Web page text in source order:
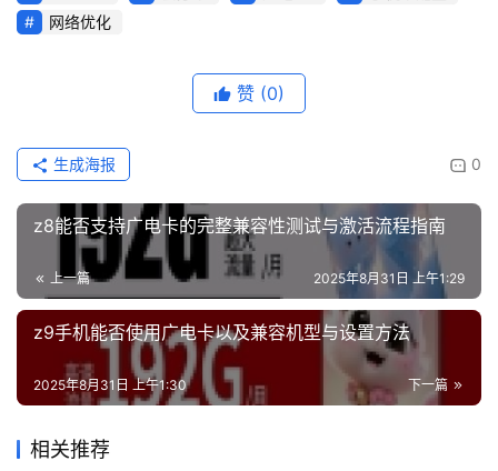
网络优化
赞 (0)
0
生成海报
z8能否支持广电卡的完整兼容性测试与激活流程指南
上一篇 2025年8月31日 上午1:29
z9手机能否使用广电卡以及兼容机型与设置方法
下一篇
2025年8月31日 上午1:30
相关推荐